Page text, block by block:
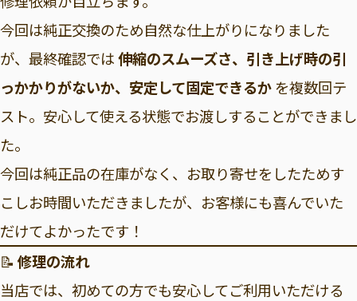
今回は純正交換のため自然な仕上がりになりました
が、最終確認では伸縮のスムーズさ、引き上げ時の引
っかかりがないか、安定して固定できるかを複数回テ
スト。安心して使える状態でお渡しすることができまし
た。
今回は純正品の在庫がなく、お取り寄せをしたためす
こしお時間いただきましたが、お客様にも喜んでいた
だけてよかったです！
📝 修理の流れ
当店では、初めての方でも安心してご利用いただける